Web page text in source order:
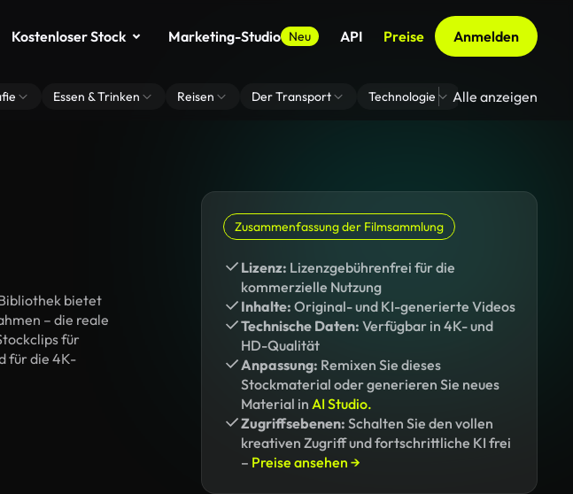
Kostenloser Stock Marketing-Studio Neu API Preise Anmelden
Essen & Trinken Reisen Der Transport Technologie Zoom Virtuelle
Alle anzeigen
bietet
– die reale
für
für die 4K-
Zusammenfassung der Filmsammlung
Lizenz: Lizenzgebührenfrei für die
kommerzielle Nutzung
Inhalte: Original- und KI-generierte Videos
Technische Daten: Verfügbar in 4K- und
HD-Qualität
Anpassung: Remixen Sie dieses
Stockmaterial oder generieren Sie neues
Material in AI Studio.
Zugriffsebenen: Schalten Sie den vollen
kreativen Zugriff und fortschrittliche KI frei
– Preise ansehen →